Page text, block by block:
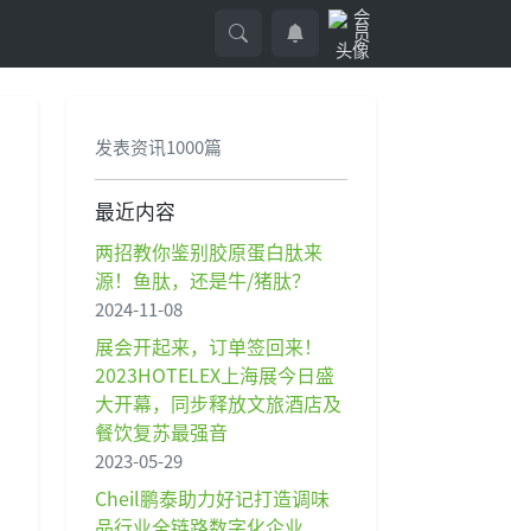
发表资讯1000篇
最近内容
两招教你鉴别胶原蛋白肽来
源！鱼肽，还是牛/猪肽？
2024-11-08
展会开起来，订单签回来！
2023HOTELEX上海展今日盛
大开幕，同步释放文旅酒店及
餐饮复苏最强音
2023-05-29
Cheil鹏泰助力好记打造调味